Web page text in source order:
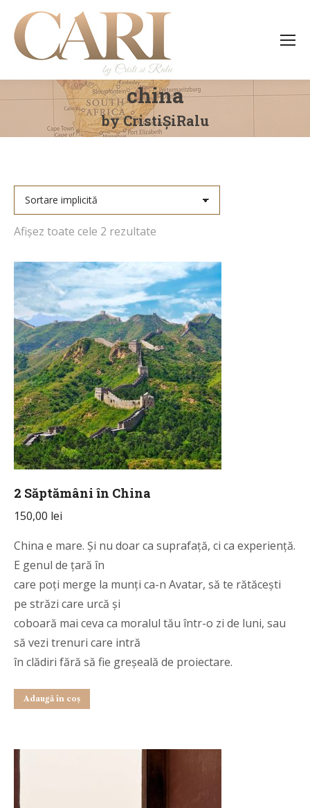
china
by CristiȘiRalu
You are here:
Afișez toate cele 2 rezultate
2 Săptămâni în China
150,00 lei
China e mare. Și nu doar ca suprafață, ci ca experiență.
E genul de țară în
care poți merge la munți ca-n Avatar, să te rătăcești
pe străzi care urcă și
coboară mai ceva ca moralul tău într-o zi de luni, sau
să vezi trenuri care intră
în clădiri fără să fie greșeală de proiectare.
Adaugă în coș